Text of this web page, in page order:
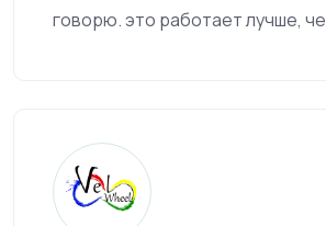
говорю. это работает лучше,